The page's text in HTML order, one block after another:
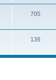
705
136